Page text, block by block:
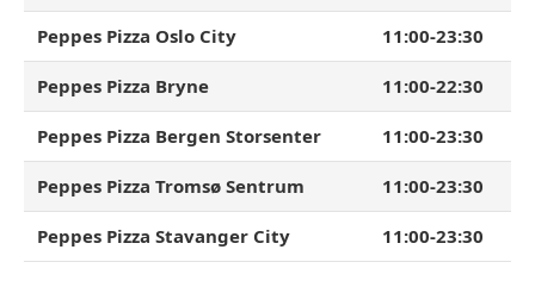
Peppes Pizza Oslo City 11:00-23:30
Peppes Pizza Bryne 11:00-22:30
Peppes Pizza Bergen Storsenter 11:00-23:30
Peppes Pizza Tromsø Sentrum 11:00-23:30
Peppes Pizza Stavanger City 11:00-23:30